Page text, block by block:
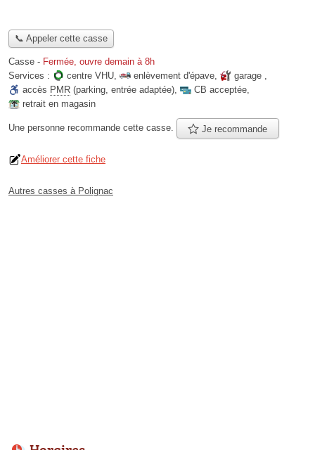
📞 Appeler cette casse
Casse - Fermée, ouvre demain à 8h
Services :
centre VHU, enlèvement d'épave, garage ,
accès PMR (parking, entrée adaptée), CB acceptée,
retrait en magasin
Une personne recommande cette casse. Je recommande
Améliorer cette fiche
Autres casses à Polignac